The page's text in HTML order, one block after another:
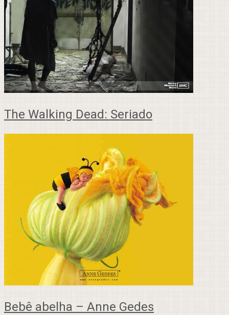
The Walking Dead: Seriado
Bebê abelha – Anne Gedes